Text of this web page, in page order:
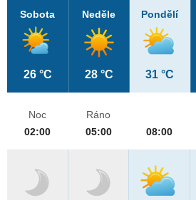
Sobota
26 °C
Neděle
28 °C
Pondělí
31 °C
Noc
02:00
Ráno
05:00
08:00